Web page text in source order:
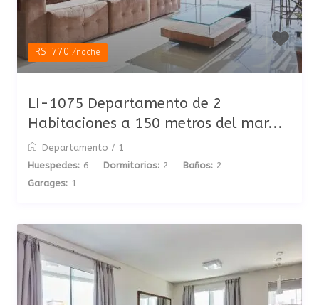
R$ 770/noche
LI-1075 Departamento de 2
Habitaciones a 150 metros del mar...
Departamento / 1
Huespedes: 6 Dormitorios: 2 Baños: 2
Garages: 1